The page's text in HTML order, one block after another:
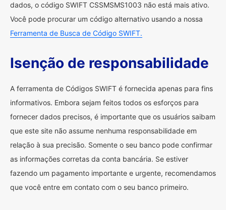
dados, o código SWIFT CSSMSMS1003 não está mais ativo.
Você pode procurar um código alternativo usando a nossa
Ferramenta de Busca de Código SWIFT.
Isenção de responsabilidade
A ferramenta de Códigos SWIFT é fornecida apenas para fins
informativos. Embora sejam feitos todos os esforços para
fornecer dados precisos, é importante que os usuários saibam
que este site não assume nenhuma responsabilidade em
relação à sua precisão. Somente o seu banco pode confirmar
as informações corretas da conta bancária. Se estiver
fazendo um pagamento importante e urgente, recomendamos
que você entre em contato com o seu banco primeiro.